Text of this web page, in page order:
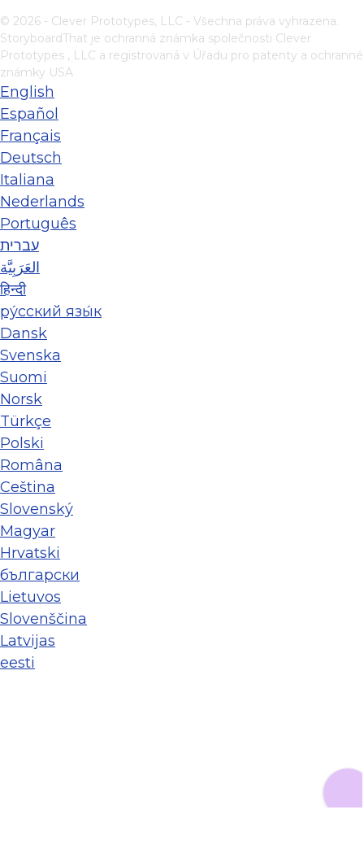
© 2026 - Clever Prototypes, LLC - Všechna práva vyhrazena.
StoryboardThat je ochranná známka společnosti Clever
Prototypes , LLC a registrovaná v Úřadu pro patenty a ochranné
známky USA
English
Español
Français
Deutsch
Italiana
Nederlands
Português
עברית
العَرَبِيَّة
हिन्दी
ру́сский язы́к
Dansk
Svenska
Suomi
Norsk
Türkçe
Polski
Româna
Ceština
Slovenský
Magyar
Hrvatski
български
Lietuvos
Slovenščina
Latvijas
eesti